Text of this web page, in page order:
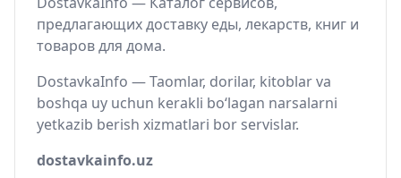
предлагающих доставку еды, лекарств, книг и
товаров для дома.
DostavkaInfo — Taomlar, dorilar, kitoblar va
boshqa uy uchun kerakli bo‘lagan narsalarni
yetkazib berish xizmatlari bor servislar.
dostavkainfo.uz